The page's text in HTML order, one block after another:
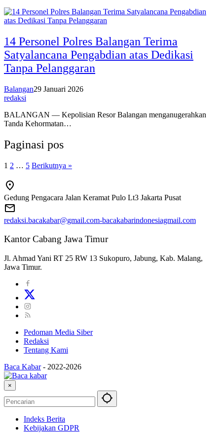
14 Personel Polres Balangan Terima
Satyalancana Pengabdian atas Dedikasi
Tanpa Pelanggaran
Balangan29 Januari 2026
redaksi
BALANGAN — Kepolisian Resor Balangan menganugerahkan
Tanda Kehormatan…
Paginasi pos
1 2 … 5 Berikutnya »
Gedung Pengacara Jalan Keramat Pulo Lt3 Jakarta Pusat
redaksi.bacakabar@gmail.com-bacakabarindonesiagmail.com
Kantor Cabang Jawa Timur
Jl. Ahmad Yani RT 25 RW 13 Sukopuro, Jabung, Kab. Malang,
Jawa Timur.
Pedoman Media Siber
Redaksi
Tentang Kami
Baca Kabar - 2022-2026
×
Indeks Berita
Kebijakan GDPR